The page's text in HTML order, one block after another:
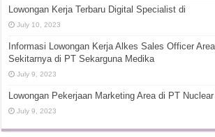
Lowongan Kerja Terbaru Digital Specialist di
July 10, 2023
Informasi Lowongan Kerja Alkes Sales Officer
Sekitarnya di PT Sekarguna Medika
July 9, 2023
Lowongan Pekerjaan Marketing Area di PT
July 9, 2023